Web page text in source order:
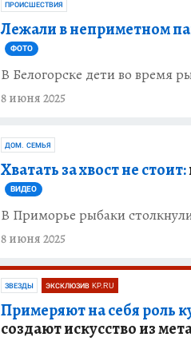
ПРОИСШЕСТВИЯ
Лежали в неприметном
ФОТО
В Белогорске дети во время
8 июня 2025
ДОМ. СЕМЬЯ
Хватать за хвост не стоит:
ВИДЕО
В Приморье рыбаки
8 июня 2025
ЗВЕЗДЫ ЭКСКЛЮЗИВ KP.RU
Примеряют на себя роль
создают искусство из